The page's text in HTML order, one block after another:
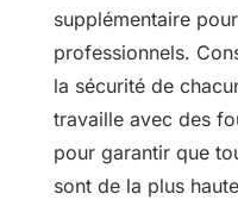
supplémentaire
professionnels.
la sécurité de
travaille avec des
pour garantir que
sont de la plus